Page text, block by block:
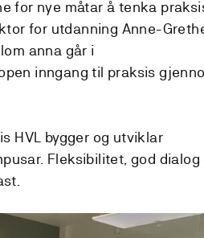
for nye måtar å tenka
for utdanning Anne-
anna går i
inngang til praksis
HVL bygger og utviklar
Fleksibilitet, god dialog